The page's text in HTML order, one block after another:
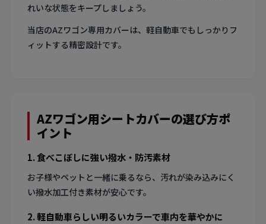
れいな状態をキープしましょう。
当店のAZワゴン専用カバーは、軽自動車でもしっかりフ
ィットする精密設計です。
AZワゴン用シートカバーの選び方ポ
イント
1. 食べこぼしに強い撥水・防汚素材
お子様やペットと一緒に乗るなら、汚れが染み込みにく
い撥水加工付き素材が安心です。
2. 軽自動車らしい明るいカラーで車内を華やかに